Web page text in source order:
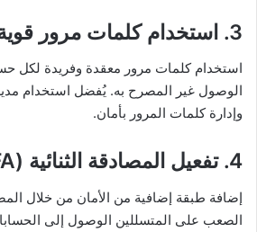
3. استخدام كلمات مرور قوية
استخدام كلمات مرور معقدة وفريدة لكل
الوصول غير المصرح به. يُفضل استخدام
وإدارة كلمات المرور بأمان.
4. تفعيل المصادقة الثنائية (2FA)
إضافة طبقة إضافية من الأمان من خلال
الصعب على المتسللين الوصول إلى